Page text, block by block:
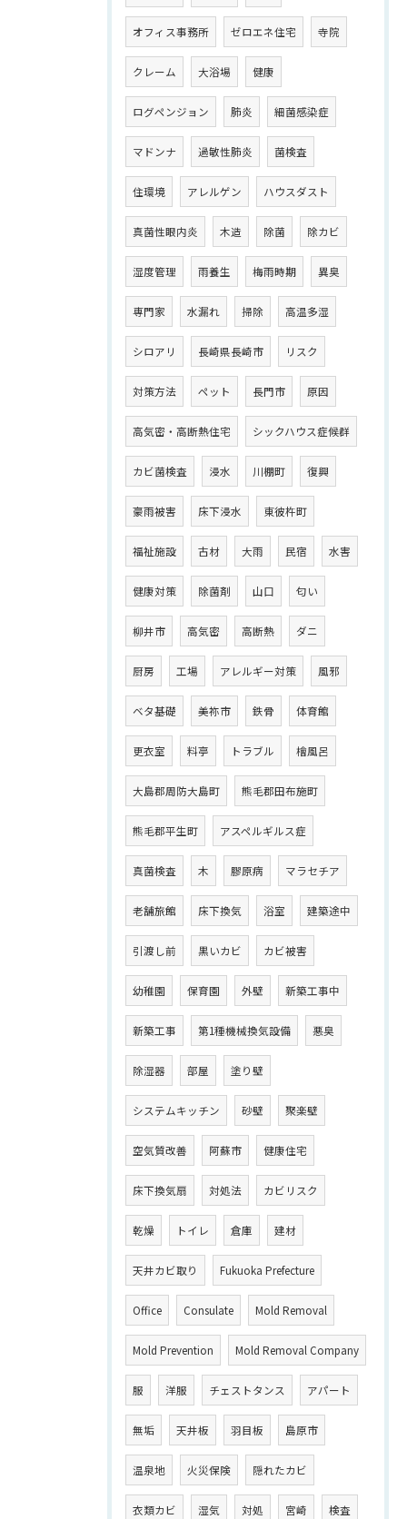
オフィス事務所 ゼロエネ住宅 寺院
クレーム 大浴場 健康
ログペンジョン 肺炎 細菌感染症
マドンナ 過敏性肺炎 菌検査
住環境 アレルゲン ハウスダスト
真菌性眼内炎 木造 除菌 除カビ
湿度管理 雨養生 梅雨時期 異臭
専門家 水漏れ 掃除 高温多湿
シロアリ 長崎県長崎市 リスク
対策方法 ペット 長門市 原因
高気密・高断熱住宅 シックハウス症候群
カビ菌検査 浸水 川棚町 復興
豪雨被害 床下浸水 東彼杵町
福祉施設 古材 大雨 民宿 水害
健康対策 除菌剤 山口 匂い
柳井市 高気密 高断熱 ダニ
厨房 工場 アレルギー対策 風邪
ベタ基礎 美祢市 鉄骨 体育館
更衣室 料亭 トラブル 檜風呂
大島郡周防大島町 熊毛郡田布施町
熊毛郡平生町 アスペルギルス症
真菌検査 木 膠原病 マラセチア
老舗旅館 床下換気 浴室 建築途中
引渡し前 黒いカビ カビ被害
幼稚園 保育園 外壁 新築工事中
新築工事 第1種機械換気設備 悪臭
除湿器 部屋 塗り壁
システムキッチン 砂壁 聚楽壁
空気質改善 阿蘇市 健康住宅
床下換気扇 対処法 カビリスク
乾燥 トイレ 倉庫 建材
天井カビ取り Fukuoka Prefecture
Office Consulate Mold Removal
Mold Prevention Mold Removal Company
服 洋服 チェストタンス アパート
無垢 天井板 羽目板 島原市
温泉地 火災保険 隠れたカビ
衣類カビ 湿気 対処 宮崎 検査